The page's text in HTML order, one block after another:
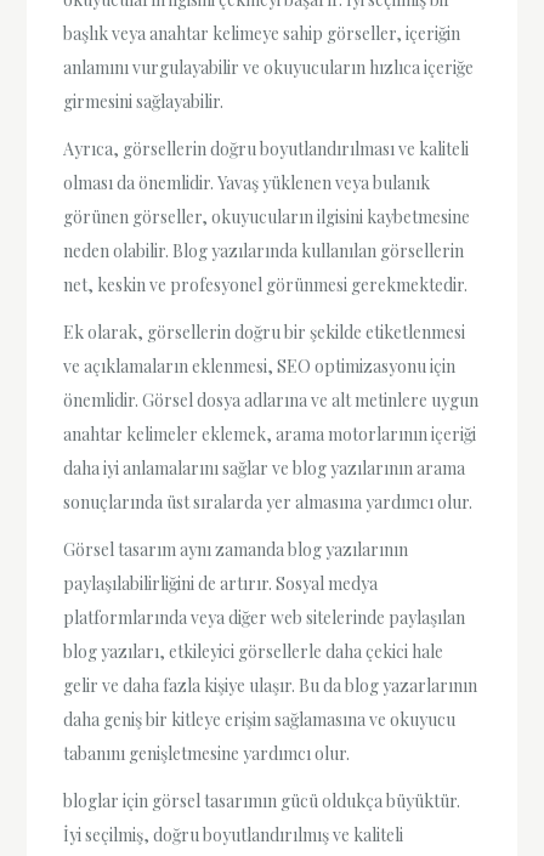
başlık veya anahtar kelimeye sahip görseller, içeriğin
anlamını vurgulayabilir ve okuyucuların hızlıca içeriğe
girmesini sağlayabilir.
Ayrıca, görsellerin doğru boyutlandırılması ve kaliteli
olması da önemlidir. Yavaş yüklenen veya bulanık
görünen görseller, okuyucuların ilgisini kaybetmesine
neden olabilir. Blog yazılarında kullanılan görsellerin
net, keskin ve profesyonel görünmesi gerekmektedir.
Ek olarak, görsellerin doğru bir şekilde etiketlenmesi
ve açıklamaların eklenmesi, SEO optimizasyonu için
önemlidir. Görsel dosya adlarına ve alt metinlere uygun
anahtar kelimeler eklemek, arama motorlarının içeriği
daha iyi anlamalarını sağlar ve blog yazılarının arama
sonuçlarında üst sıralarda yer almasına yardımcı olur.
Görsel tasarım aynı zamanda blog yazılarının
paylaşılabilirliğini de artırır. Sosyal medya
platformlarında veya diğer web sitelerinde paylaşılan
blog yazıları, etkileyici görsellerle daha çekici hale
gelir ve daha fazla kişiye ulaşır. Bu da blog yazarlarının
daha geniş bir kitleye erişim sağlamasına ve okuyucu
tabanını genişletmesine yardımcı olur.
bloglar için görsel tasarımın gücü oldukça büyüktür.
İyi seçilmiş, doğru boyutlandırılmış ve kaliteli